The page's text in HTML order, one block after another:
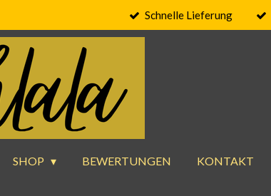
Schnelle Lieferung
SHOP BEWERTUNGEN KONTAKT